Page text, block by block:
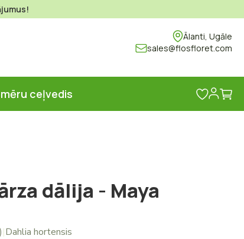
Ālanti, Ugāle
sales@flosfloret.com
ceļvedis
dālija - Maya
|Dahlia hortensis